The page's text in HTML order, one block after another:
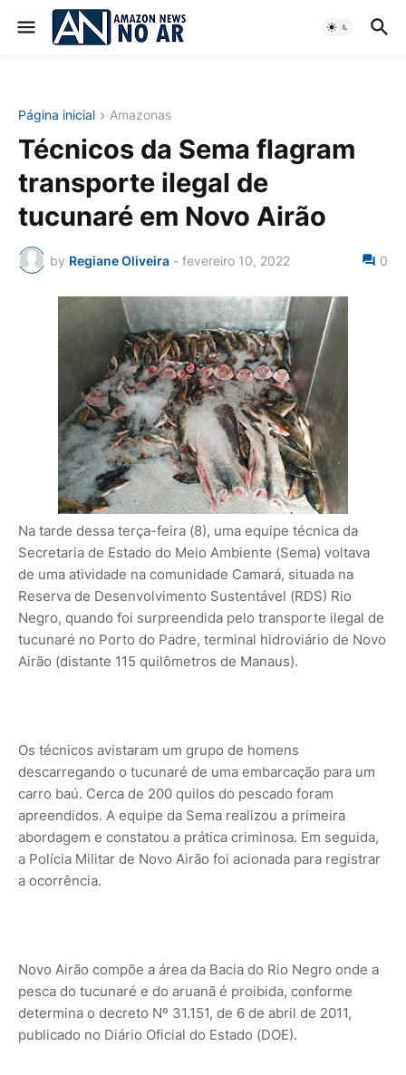
Página inicial Amazonas
Técnicos da Sema flagram
transporte ilegal de
tucunaré em Novo Airão
by Regiane Oliveira - fevereiro 10, 2022 0
Na tarde dessa terça-feira (8), uma equipe técnica da
Secretaria de Estado do Meio Ambiente (Sema) voltava
de uma atividade na comunidade Camará, situada na
Reserva de Desenvolvimento Sustentável (RDS) Rio
Negro, quando foi surpreendida pelo transporte ilegal de
tucunaré no Porto do Padre, terminal hidroviário de Novo
Airão (distante 115 quilômetros de Manaus).
Os técnicos avistaram um grupo de homens
descarregando o tucunaré de uma embarcação para um
carro baú. Cerca de 200 quilos do pescado foram
apreendidos. A equipe da Sema realizou a primeira
abordagem e constatou a prática criminosa. Em seguida,
a Polícia Militar de Novo Airão foi acionada para registrar
a ocorrência.
Novo Airão compõe a área da Bacia do Rio Negro onde a
pesca do tucunaré e do aruanã é proibida, conforme
determina o decreto Nº 31.151, de 6 de abril de 2011,
publicado no Diário Oficial do Estado (DOE).